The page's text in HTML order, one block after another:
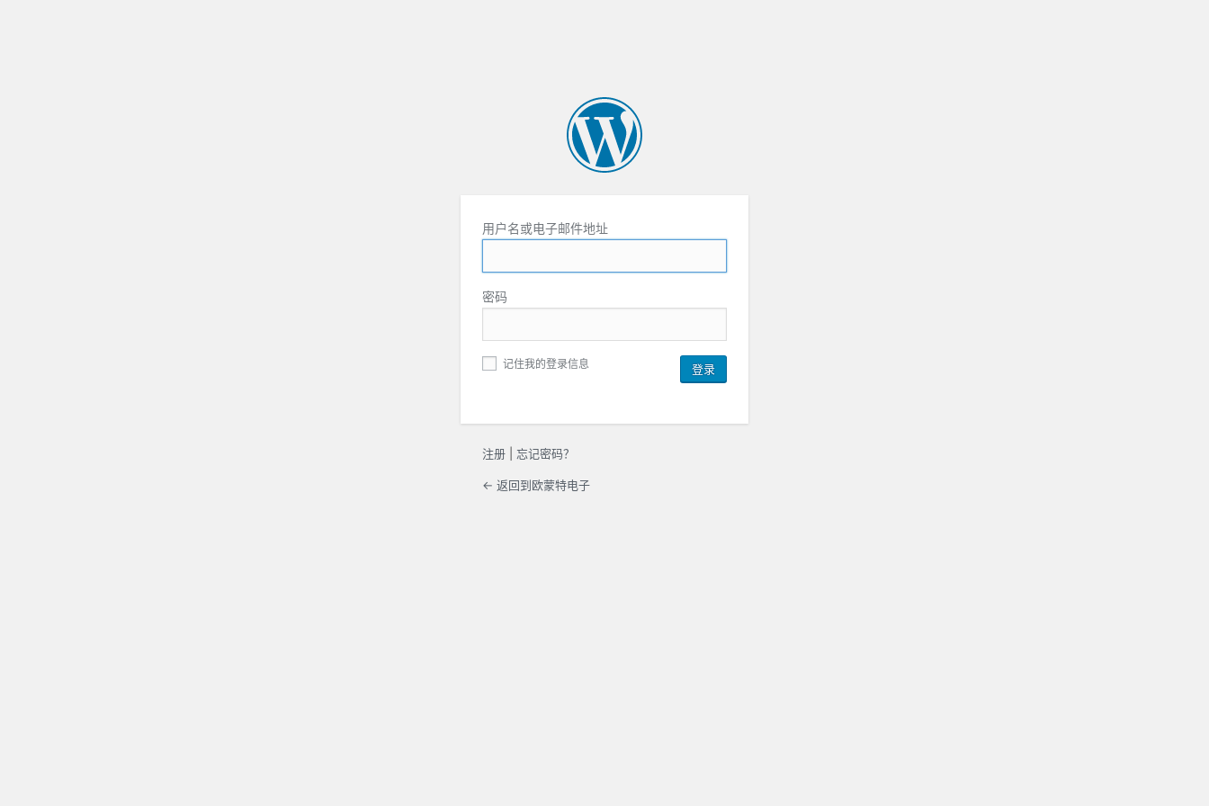
用户名或电子邮件地址
密码
记住我的登录信息
注册 忘记密码？
← 返回到欧蒙特电子